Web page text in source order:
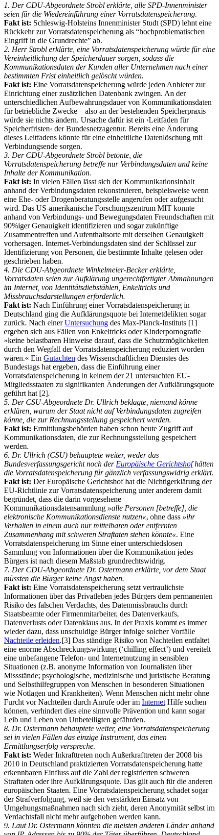
1. Der CDU-Abgeordnete Strobl erklärte, alle SPD-Innenminister
seien für die Wiedereinführung einer Vorratsdatenspeicherung.
Fakt ist: Schleswig-Holsteins Innenminister Studt (SPD) lehnt eine
Rückkehr zur Vorratsdatenspeicherung als “hochproblematischen
Eingriff in die Grundrechte” ab.
2. Herr Strobl erklärte, eine Vorratsdatenspeicherung würde für eine
Vereinheitlichung der Speicherdauer sorgen, sodass die
Kommunikationsdaten der Kunden aller Unternehmen nach einer
bestimmten Frist einheitlich gelöscht würden.
Fakt ist: Eine Vorratsdatenspeicherung würde jeden Anbieter zur
Einrichtung einer zusätzlichen Datenbank zwingen. An der
unterschiedlichen Aufbewahrungsdauer von Kommunikationsdaten
für betriebliche Zwecke – also an der bestehenden Speicherpraxis –
würde sie nichts ändern. Ursache dafür ist ein ›Leitfaden für
Speicherfristen‹ der Bundesnetzagentur. Bereits eine Änderung
dieses Leitfadens könnte für eine einheitliche Datenlöschung mit
Verbindungsende sorgen.
3. Der CDU-Abgeordnete Strobl betonte, die
Vorratsdatenspeicherung betreffe nur Verbindungsdaten und keine
Inhalte der Kommunikation.
Fakt ist: In vielen Fällen lässt sich der Kommunikationsinhalt
anhand der Verbindungsdaten rekonstruieren, beispielsweise wenn
eine Ehe- oder Drogenberatungsstelle angerufen oder aufgesucht
wird. Das US-amerikanische Forschungszentrum MIT konnte
anhand von Verbindungs- und Bewegungsdaten Freundschaften mit
90%iger Genauigkeit identifizieren und sogar zukünftige
Zusammentreffen und Aufenthaltsorte mit derselben Genauigkeit
vorhersagen. Internet-Verbindungsdaten sind der Schlüssel zur
Identifizierung von Personen, die bestimmte Inhalte gelesen oder
geschrieben haben.
4. Die CDU-Abgeordnete Winkelmeier-Becker erklärte,
Vorratsdaten seien zur Aufklärung ungerechtfertigter Abmahnungen
im Internet, von Identitätsdiebstählen, Enkeltricks und
Missbrauchsdarstellungen erforderlich.
Fakt ist: Nach Einführung einer Vorratsdatenspeicherung in
Deutschland ging die Aufklärungsquote bei Internetdelikten sogar
zurück. Nach einerUntersuchung des Max-Planck-Instituts [1]
ergeben sich aus Fällen von Enkeltricks oder Kinderpornografie
»keine belastbaren Hinweise darauf, dass die Schutzmöglichkeiten
durch den Wegfall der Vorratsdatenspeicherung reduziert worden
wären.« Ein Gutachten des Wissenschaftlichen Dienstes des
Bundestags hat ergeben, dass die Einführung einer
Vorratsdatenspeicherung in keinem der 21 untersuchten EU-
Mitgliedsstaaten zu signifikanten Änderungen der Aufklärungsquote
geführt hat [2].
5. Der CSU-Abgeordnete Dr. Ullrich beklagte, niemand könne
erklären, warum der Staat nicht auf Verbindungsdaten zugreifen
könne, die zur Rechnungsstellung gespeichert werden.
Fakt ist: Ermittlungsbehörden haben schon heute Zugriff auf
Kommunikationsdaten, die zur Rechnungsstellung gespeichert
werden.
6. Dr. Ullrich (CSU) behauptete weiter, weder das
Bundesverfassungsgericht noch der Europäische Gerichtshofhätten
die Vorratsdatenspeicherung für gänzlich verfassungswidrig erklärt.
Fakt ist: Der Europäische Gerichtshof hat die Nichtigerklärung der
EU-Richtlinie zur Vorratsdatenspeicherung unter anderem damit
begründet, dass die darin vorgesehene
Kommunikationsdatensammlung »alle Personen [betreffe], die
elektronische Kommunikationsdienste nutzen«, ohne dass »ihr
Verhalten in einem auch nur mittelbaren oder entfernten
Zusammenhang mit schweren Straftaten stehen könnte«. Eine
Vorratsdatenspeicherung im Sinne einer unterschiedslosen
Sammlung von Informationen über die Kommunikation jedes
Bürgers ist nach diesem Maßstab grundrechtswidrig.
7. Der CDU-Abgeordnete Dr. Ostermann erklärte, vor dem Staat
müssten die Bürger keine Angst haben.
Fakt ist: Eine Vorratsdatenspeicherung setzt vertraulichste
Informationen über das Privatleben jedes Bürgers dem permanenten
Risiko des falschen Verdachts, des Datenmissbrauchs durch
Staatsbeamte oder Firmenmitarbeiter, des Datenverkaufs,
Datenverlusts oder Datenklaus aus. In der Praxis kommt es immer
wieder dazu, dass unschuldige Bürger infolge solcher Vorfälle
Nachteile erleiden.[3] Das ständige Risiko von Nachteilen entfaltet
eine enorme Abschreckungswirkung (‘chilling effect’) und vereitelt
eine unbefangene Telefon- und Internetnutzung in sensiblen
Situationen (z.B. anonyme Information von Journalisten über
Missstände; psychologische, medizinische und juristische Beratung
und Selbsthilfegruppen von Menschen in besonderen Situationen
wie Notlagen und Krankheiten). Wenn Menschen nicht mehr ohne
Furcht vor Nachteilen durch Anrufe oder im Internet Hilfe suchen
können, verhindert dies eine sinnvolle Prävention und kann sogar
Leib und Leben von Unbeteiligten gefährden.
8. Dr. Ostermann behauptete weiter, eine Vorratsdatenspeicherung
sei in vielen Fällen das einzige Instrument, das einen
Ermittlungserfolg verspreche.
Fakt ist: Weder Inkrafttreten noch Außerkrafttreten der 2008 bis
2010 in Deutschland praktizierten Vorratsdatenspeicherung hatte
erkennbaren Einfluss auf die Zahl der registrierten schweren
Straftaten oder ihre Aufklärungsquote. Das gilt auch für die anderen
europäischen Staaten. Eine Vorratsdatenspeicherung schadet sogar
der Strafverfolgung, weil sie den verstärkten Einsatz von
Umgehungsmaßnahmen nach sich zieht, deren Anonymität selbst im
Verdachtsfall nicht mehr aufgehoben werden kann.
9. Laut Dr. Ostermann könnten die meisten anderen Länder anhand